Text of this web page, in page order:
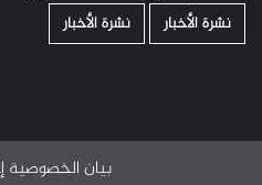
نشرة الأخبار
نشرة الأخبار
بيان الخصوصية